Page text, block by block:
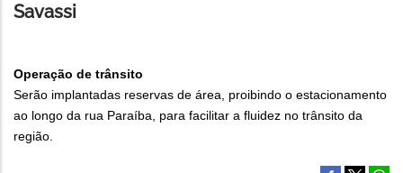
Savassi
Operação de trânsito
Serão implantadas reservas de área, proibindo o estacionamento
ao longo da rua Paraíba, para facilitar a fluidez no trânsito da
região.